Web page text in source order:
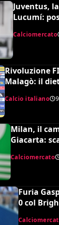
Juventus,
Lucumí:
Calciomercato
Rivoluzione
Malagò: il
scelta
dell’Italia
Calcio italiano
Milan, il
Giacarta:
Calciomercato
Furia
0 col
l’allarme